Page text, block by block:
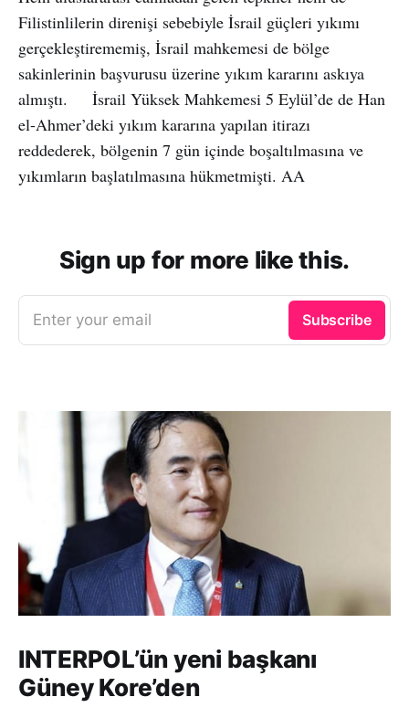
Filistinlilerin direnişi sebebiyle İsrail güçleri yıkımı
gerçekleştirememiş, İsrail mahkemesi de bölge
sakinlerinin başvurusu üzerine yıkım kararını askıya
almıştı. İsrail Yüksek Mahkemesi 5 Eylül’de de Han
el-Ahmer’deki yıkım kararına yapılan itirazı
reddederek, bölgenin 7 gün içinde boşaltılmasına ve
yıkımların başlatılmasına hükmetmişti. AA
Sign up for more like this.
Enter your email Subscribe
INTERPOL’ün yeni başkanı
Güney Kore’den